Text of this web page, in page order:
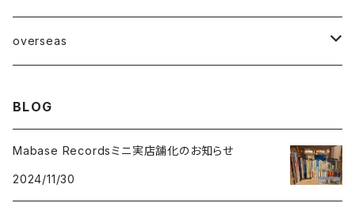
Mabase Records[マバセレコーズ]
guitar pop
overseas
guitar pop
BLOG
Mabase Recordsミニ実店舗化のお知らせ
2024/11/30